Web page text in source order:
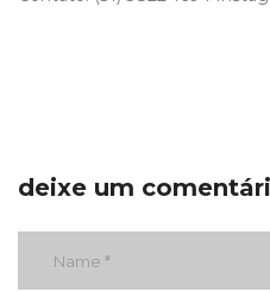
deixe um